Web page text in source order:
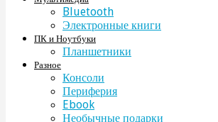
Bluetooth
Электронные книги
ПК и Ноутбуки
Планшетники
Разное
Консоли
Периферия
Ebook
Необычные подарки